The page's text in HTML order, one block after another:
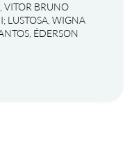
VITOR BRUNO
; LUSTOSA, WIGNA
ÉDERSON